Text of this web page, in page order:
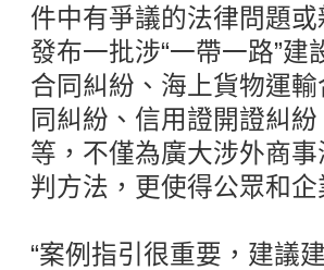
件中有爭議的法律問題
發布一批涉“一帶一路”
合同糾紛、海上貨物運
同糾紛、信用證開證糾
等，不僅為廣大涉外商
判方法，更使得公眾和
“案例指引很重要，建議